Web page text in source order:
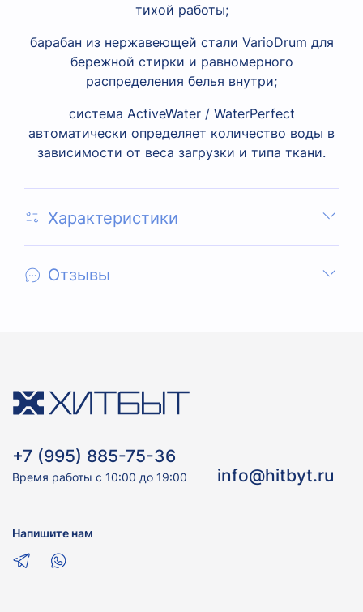
тихой работы;
барабан из нержавеющей стали VarioDrum для
бережной стирки и равномерного
распределения белья внутри;
система ActiveWater / WaterPerfect
автоматически определяет количество воды в
зависимости от веса загрузки и типа ткани.
Характеристики
Отзывы
+7 (995) 885-75-36
Время работы с 10:00 до 19:00 info@hitbyt.ru
Напишите нам